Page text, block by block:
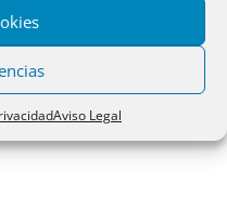
Aviso Legal